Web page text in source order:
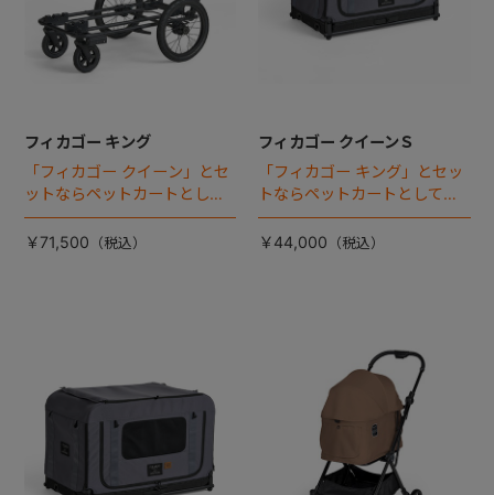
フィカゴー キング
「フィカゴー クイーン」とセ
ットならペットカートとして
使える、耐荷重50kgの大型犬
向け車体登場！
￥71,500
フィカゴー クイーンＳ
「フィカゴー キング」とセッ
トならペットカートとしても
使える、耐荷重30㎏の中～大
型犬向けケージが登場！
￥44,000